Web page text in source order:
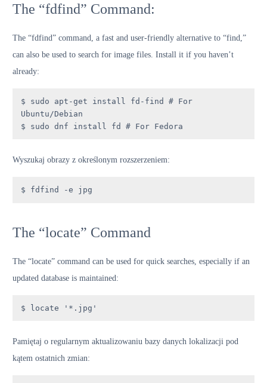
The “fdfind” Command:
The “fdfind” command, a fast and user-friendly alternative to “find,”
can also be used to search for image files. Install it if you haven’t
already:
$ sudo apt-get install fd-find # For
Ubuntu/Debian
$ sudo dnf install fd # For Fedora
Wyszukaj obrazy z określonym rozszerzeniem:
$ fdfind -e jpg
The “locate” Command
The “locate” command can be used for quick searches, especially if an
updated database is maintained:
$ locate '*.jpg'
Pamiętaj o regularnym aktualizowaniu bazy danych lokalizacji pod
kątem ostatnich zmian: